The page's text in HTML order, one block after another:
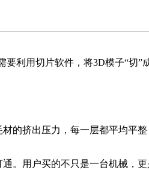
用切片软件，将3D模子“切”
挤出压力，每一层都平均平整
用户买的不只是一台机械，更